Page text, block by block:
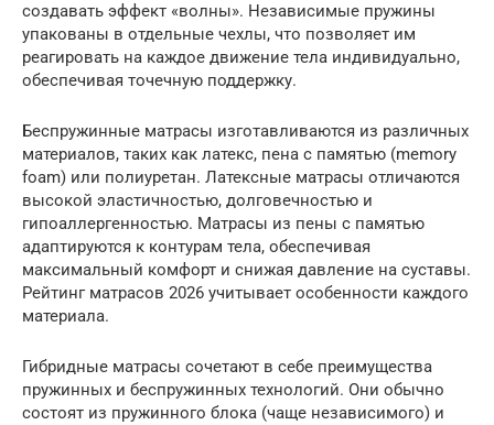
создавать эффект «волны». Независимые пружины
упакованы в отдельные чехлы, что позволяет им
реагировать на каждое движение тела индивидуально,
обеспечивая точечную поддержку.
Беспружинные матрасы изготавливаются из различных
материалов, таких как латекс, пена с памятью (memory
foam) или полиуретан. Латексные матрасы отличаются
высокой эластичностью, долговечностью и
гипоаллергенностью. Матрасы из пены с памятью
адаптируются к контурам тела, обеспечивая
максимальный комфорт и снижая давление на суставы.
Рейтинг матрасов 2026 учитывает особенности каждого
материала.
Гибридные матрасы сочетают в себе преимущества
пружинных и беспружинных технологий. Они обычно
состоят из пружинного блока (чаще независимого) и